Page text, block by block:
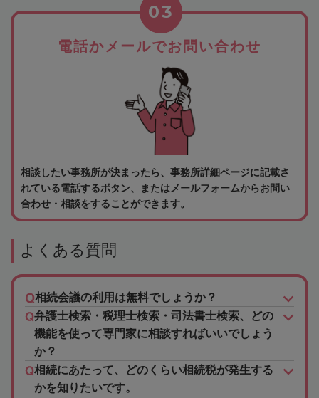
電話かメールでお問い合わせ
03
相談したい事務所が決まったら、事務所詳細ページに記載さ
れている電話するボタン、またはメールフォームからお問い
合わせ・相談をすることができます。
よくある質問
相続会議の利用は無料でしょうか？
弁護士検索・税理士検索・司法書士検索、どの
機能を使って専門家に相談すればいいでしょう
か？
相続にあたって、どのくらい相続税が発生する
かを知りたいです。